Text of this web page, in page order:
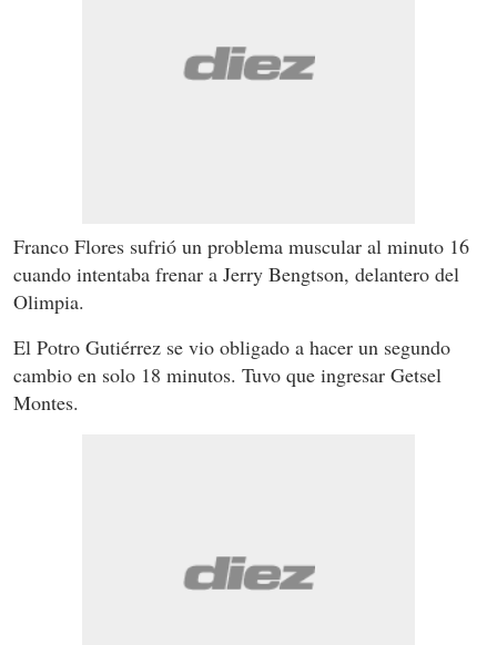
Franco Flores sufrió un problema muscular al minuto 16
cuando intentaba frenar a Jerry Bengtson, delantero del
Olimpia.
El Potro Gutiérrez se vio obligado a hacer un segundo
cambio en solo 18 minutos. Tuvo que ingresar Getsel
Montes.